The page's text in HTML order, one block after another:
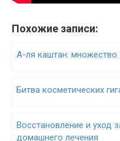
Похожие записи:
А-ля каштан: множество
Битва косметических
Восстановление и уход
домашнего лечения